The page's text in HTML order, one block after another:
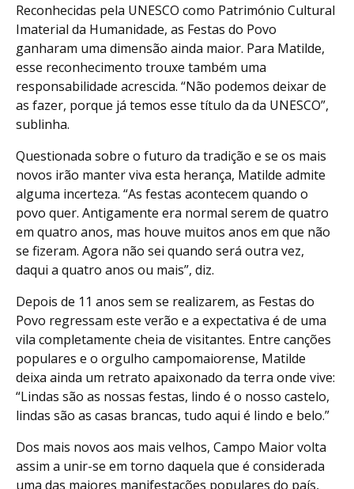
Reconhecidas pela UNESCO como Património Cultural
Imaterial da Humanidade, as Festas do Povo
ganharam uma dimensão ainda maior. Para Matilde,
esse reconhecimento trouxe também uma
responsabilidade acrescida. “Não podemos deixar de
as fazer, porque já temos esse título da da UNESCO”,
sublinha.
Questionada sobre o futuro da tradição e se os mais
novos irão manter viva esta herança, Matilde admite
alguma incerteza. “As festas acontecem quando o
povo quer. Antigamente era normal serem de quatro
em quatro anos, mas houve muitos anos em que não
se fizeram. Agora não sei quando será outra vez,
daqui a quatro anos ou mais”, diz.
Depois de 11 anos sem se realizarem, as Festas do
Povo regressam este verão e a expectativa é de uma
vila completamente cheia de visitantes. Entre canções
populares e o orgulho campomaiorense, Matilde
deixa ainda um retrato apaixonado da terra onde vive:
“Lindas são as nossas festas, lindo é o nosso castelo,
lindas são as casas brancas, tudo aqui é lindo e belo.”
Dos mais novos aos mais velhos, Campo Maior volta
assim a unir-se em torno daquela que é considerada
uma das maiores manifestações populares do país,